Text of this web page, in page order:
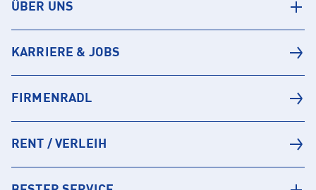
ÜBER UNS
KARRIERE & JOBS
FIRMENRADL
RENT / VERLEIH